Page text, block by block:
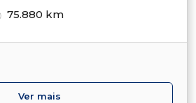
75.880 km
Ver mais